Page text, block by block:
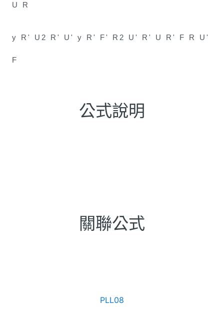
U R
y R' U2 R' U' y R' F' R2 U' R' U R' F R U'
F
公式說明
關聯公式
PLL08